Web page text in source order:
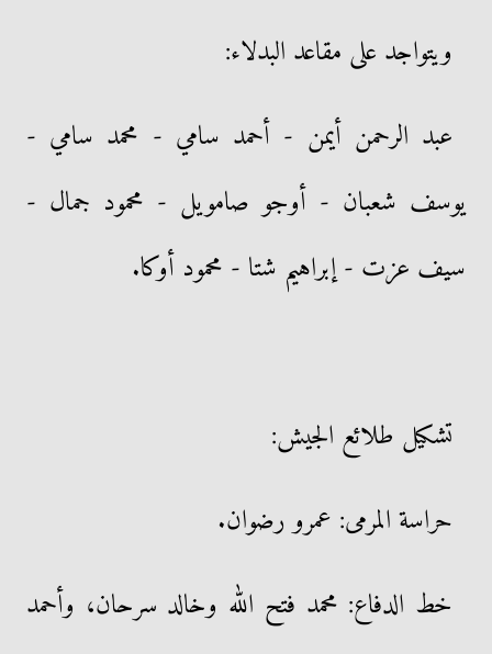
ويتواجد على مقاعد البدلاء:
عبد الرحمن أيمن - أحمد سامي - محمد سامي -
يوسف شعبان - أوجو صامويل - محمود جمال -
سيف عزت - إبراهيم شتا - محمود أوكا.
تشكيل طلائع الجيش:
حراسة المرمى: عمرو رضوان.
خط الدفاع: محمد فتح الله وخالد سرحان، وأحمد